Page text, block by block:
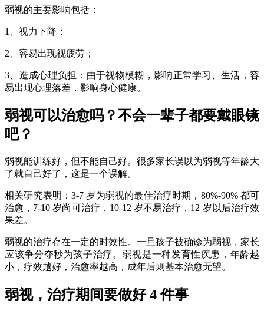
弱视的主要影响包括：
1、视力下降；
2、容易出现视疲劳；
3、造成心理负担：由于视物模糊，影响正常学习、生活，容
易出现心理落差，影响身心健康。
弱视可以治愈吗？不会一辈子都要戴眼镜
吧？
弱视能训练好，但不能自己好。很多家长误以为弱视等年龄大
了就自己好了，这是一个误解。
相关研究表明：3-7 岁为弱视的最佳治疗时期，80%-90% 都可
治愈，7-10 岁尚可治疗，10-12 岁不易治疗，12 岁以后治疗效
果差。
弱视的治疗存在一定的时效性。一旦孩子被确诊为弱视，家长
应该争分夺秒为孩子治疗。弱视是一种发育性疾患，年龄越
小，疗效越好，治愈率越高，成年后则基本治愈无望。
弱视，治疗期间要做好 4 件事